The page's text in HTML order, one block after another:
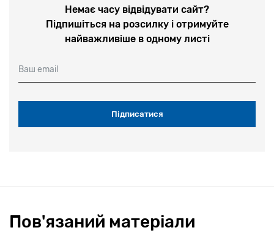
Немає часу відвідувати сайт?
Підпишіться на розсилку і отримуйте
найважливіше в одному листі
Ваш email
Пов'язаний матеріали